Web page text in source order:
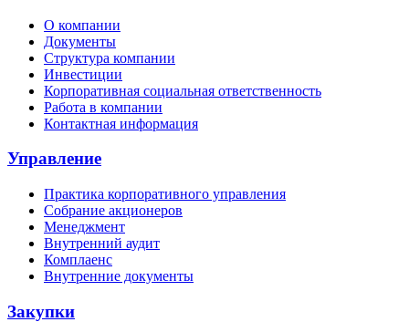
О компании
Документы
Структура компании
Инвестиции
Корпоративная социальная ответственность
Работа в компании
Контактная информация
Управление
Практика корпоративного управления
Собрание акционеров
Менеджмент
Внутренний аудит
Комплаенс
Внутренние документы
Закупки